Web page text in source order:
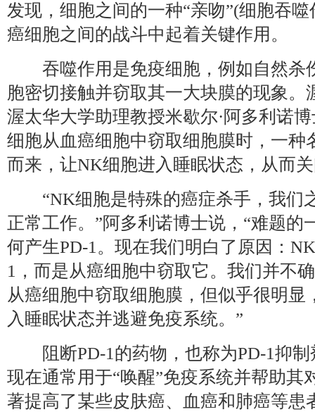
发现，细胞之间的一种“亲吻”(细胞吞
癌细胞之间的战斗中起着关键作用。
吞噬作用是免疫细胞，例如自然杀
胞密切接触并窃取其一大块膜的现象。
渥太华大学助理教授米歇尔·阿多利诺
细胞从血癌细胞中窃取细胞膜时，一种
而来，让NK细胞进入睡眠状态，从而
“NK细胞是特殊的癌症杀手，我们
正常工作。”阿多利诺博士说，“难题的
何产生PD-1。现在我们明白了原因：
1，而是从癌细胞中窃取它。我们并不
从癌细胞中窃取细胞膜，但似乎很明显
入睡眠状态并逃避免疫系统。”
阻断PD-1的药物，也称为PD-1抑制
现在通常用于“唤醒”免疫系统并帮助其
著提高了某些皮肤癌、血癌和肺癌等患